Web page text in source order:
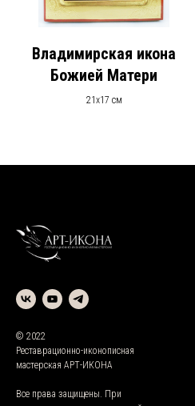
Владимирская икона
Божией Матери
21х17 см
© 2022
Реставрационно-иконописная
мастерская АРТ-ИКОНА
Все права защищены. При